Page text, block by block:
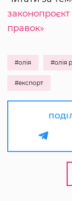
правок»
#олія #олія
#експорт